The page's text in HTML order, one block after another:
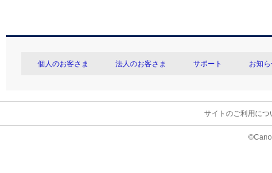
個人のお客さま 法人のお客さま サポート お知
サイトのご利用につ